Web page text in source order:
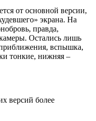
от основной версии,
экрана. На
правда,
Остались лишь
вспышка,
тонкие, нижняя –
версий более